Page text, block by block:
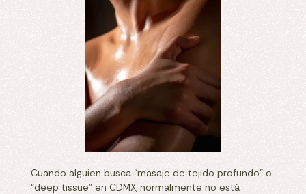
Cuando alguien busca “masaje de tejido profundo” o
“deep tissue” en CDMX, normalmente no está